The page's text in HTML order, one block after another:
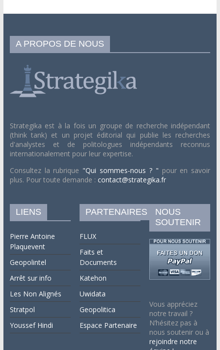
A PROPOS DE NOUS
Strategika est à la fois un groupe de recherche indépendant
(think tank) et un projet éditorial qui publie les recherches
d'analystes et de politologues indépendants reconnus
internationalement pour leur expertise.
Consultez la rubrique "Qui sommes-nous ? " pour en savoir
plus. Pour toute demande : contact@strategika.fr
LIENS
Pierre Antoine
Plaquevent
Geopolintel
Arrêt sur info
Les Non Alignés
Stratpol
Youssef Hindi
PARTENAIRES
FLUX
Faits et
Documents
Katehon
Uwidata
Geopolitica
Espace Partenaire
NOUS
SOUTENIR
Vous appréciez
notre travail ?
N’hésitez pas à
nous soutenir ou à
rejoindre notre